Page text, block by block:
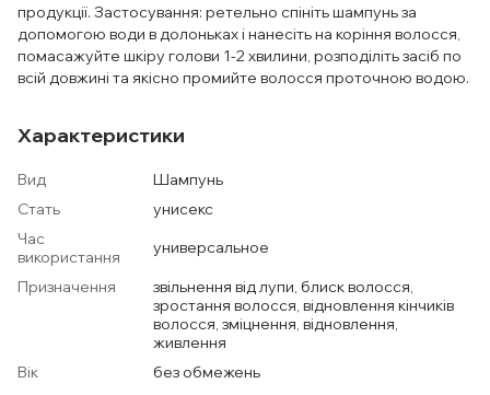
продукції. Застосування: ретельно спініть шампунь за
допомогою води в долоньках і нанесіть на коріння волосся,
помасажуйте шкіру голови 1-2 хвилини, розподіліть засіб по
всій довжині та якісно промийте волосся проточною водою.
Характеристики
Вид
Шампунь
Стать
унисекс
Час
використання
универсальное
Призначення
звільнення від лупи, блиск волосся,
зростання волосся, відновлення кінчиків
волосся, зміцнення, відновлення,
живлення
Вік
без обмежень